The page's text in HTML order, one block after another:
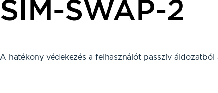
SIM-SWAP-2
A hatékony védekezés a felhasználót passzív